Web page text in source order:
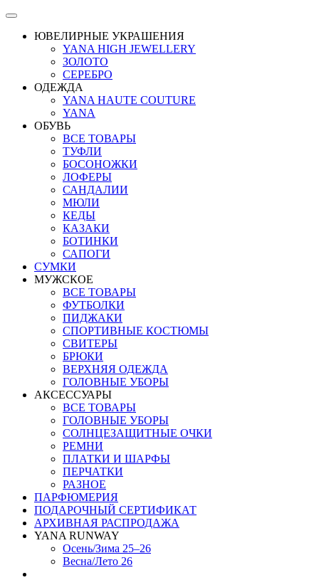
ЮВЕЛИРНЫЕ УКРАШЕНИЯ
YANA HIGH JEWELLERY
ЗОЛОТО
СЕРЕБРО
ОДЕЖДА
YANA HAUTE COUTURE
YANA
ОБУВЬ
ВСЕ ТОВАРЫ
ТУФЛИ
БОСОНОЖКИ
ЛОФЕРЫ
САНДАЛИИ
МЮЛИ
КЕДЫ
КАЗАКИ
БОТИНКИ
САПОГИ
СУМКИ
МУЖСКОЕ
ВСЕ ТОВАРЫ
ФУТБОЛКИ
ПИДЖАКИ
СПОРТИВНЫЕ КОСТЮМЫ
СВИТЕРЫ
БРЮКИ
ВЕРХНЯЯ ОДЕЖДА
ГОЛОВНЫЕ УБОРЫ
АКСЕССУАРЫ
ВСЕ ТОВАРЫ
ГОЛОВНЫЕ УБОРЫ
СОЛНЦЕЗАЩИТНЫЕ ОЧКИ
РЕМНИ
ПЛАТКИ И ШАРФЫ
ПЕРЧАТКИ
РАЗНОЕ
ПАРФЮМЕРИЯ
ПОДАРОЧНЫЙ СЕРТИФИКАТ
АРХИВНАЯ РАСПРОДАЖА
YANA RUNWAY
Осень/Зима 25–26
Весна/Лето 26